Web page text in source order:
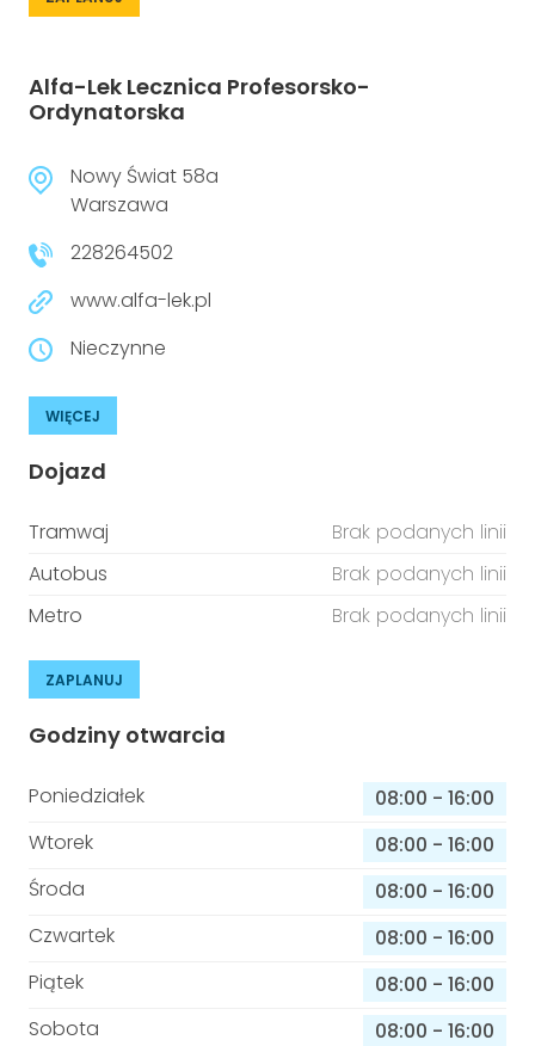
Alfa-Lek Lecznica Profesorsko-
Ordynatorska
Nowy Świat 58a
Warszawa
228264502
www.alfa-lek.pl
Nieczynne
WIĘCEJ
Dojazd
Tramwaj
Brak podanych linii
Autobus
Brak podanych linii
Metro
Brak podanych linii
ZAPLANUJ
Godziny otwarcia
Poniedziałek 08:00 - 16:00
Wtorek
08:00 - 16:00
Środa
08:00 - 16:00
Czwartek
08:00 - 16:00
Piątek
08:00 - 16:00
Sobota
08:00 - 16:00